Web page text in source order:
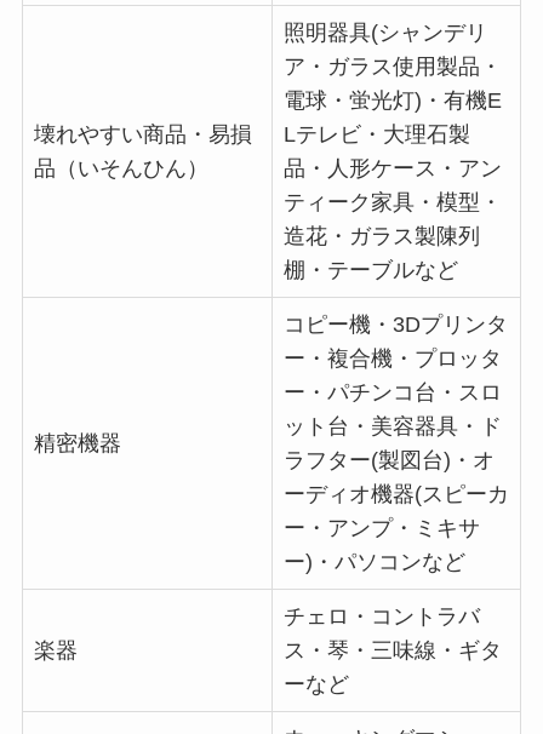
壊れやすい商品・易損
品（いそんひん）
照明器具(シャンデリ
ア・ガラス使用製品・
電球・蛍光灯)・有機E
Lテレビ・大理石製
品・人形ケース・アン
ティーク家具・模型・
造花・ガラス製陳列
棚・テーブルなど
精密機器
コピー機・3Dプリンタ
ー・複合機・プロッタ
ー・パチンコ台・スロ
ット台・美容器具・ド
ラフター(製図台)・オ
ーディオ機器(スピーカ
ー・アンプ・ミキサ
ー)・パソコンなど
楽器
チェロ・コントラバ
ス・琴・三味線・ギタ
ーなど